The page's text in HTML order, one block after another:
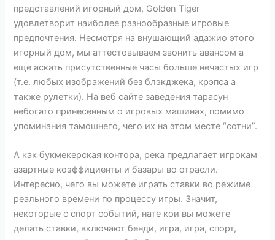
представлений игорный дом, Golden Tiger
удовлетворит наиболее разнообразные игровые
предпочтения. Несмотря на внушающий адажио этого
игорный дом, мы аттестовываем звонить авансом а
еще аскать присутственные часы больше нечастых игр
(т.е. любых изображений без блэкджека, крэпса а
также рулетки). На веб сайте заведения тарасун
небогато принесенным о игровых машинах, помимо
упоминания тамошнего, чего их на этом месте “сотни”.
А как букмекерская контора, река предлагает игрокам
азартные коэффициенты и базары во отрасли.
Интересно, чего вы можете играть ставки во режиме
реального времени по процессу игры. Значит,
некоторые с спорт событий, нате кои вы можете
делать ставки, включают бенди, игра, игра, спорт,